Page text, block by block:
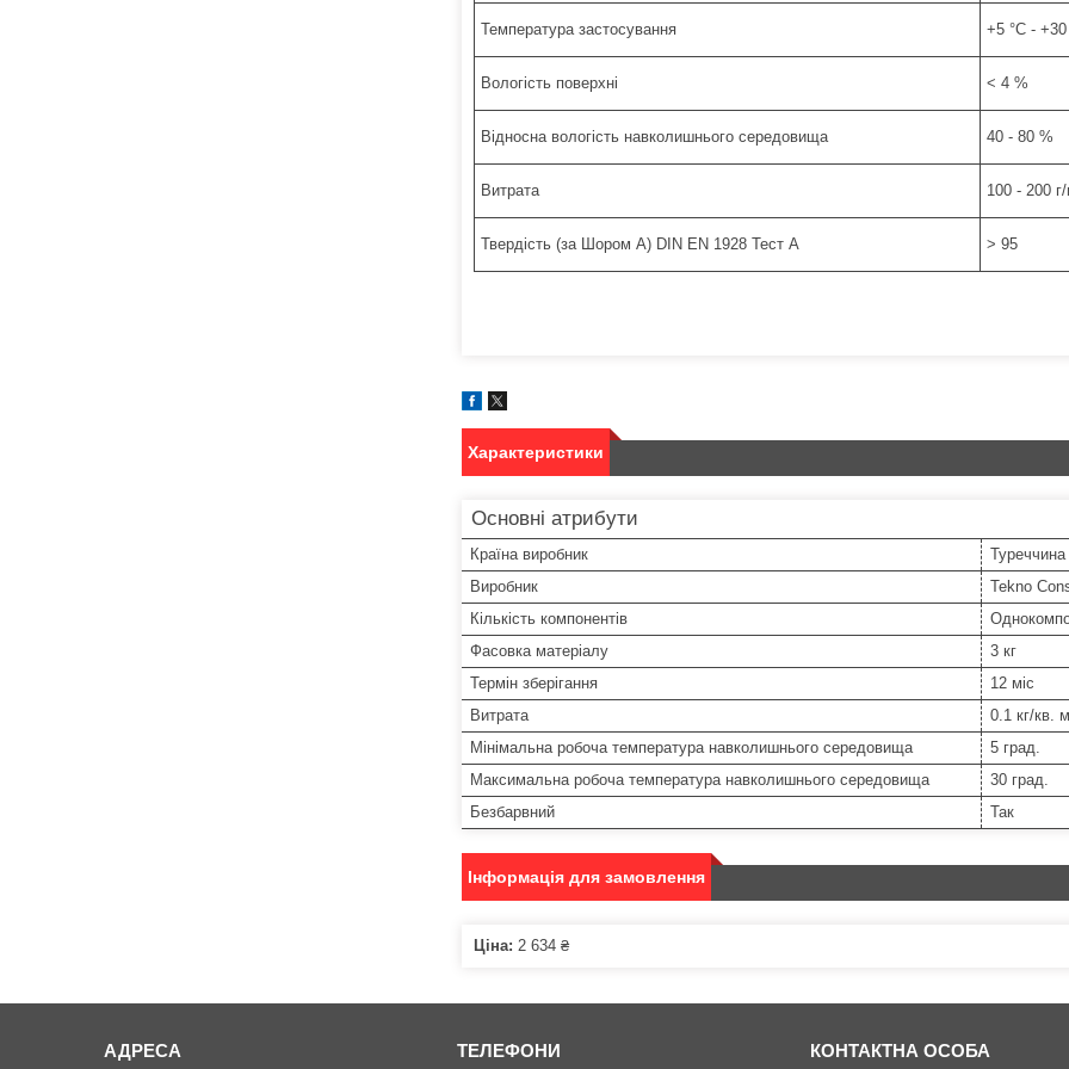
Температура застосування +5 °C - +30
Вологість поверхні < 4 %
Відносна вологість навколишнього середовища 40 - 80 %
Витрата 100 - 200 г/
Твердість (за Шором А) DIN EN 1928 Тест А > 95
Характеристики
Основні атрибути
Країна виробник
Туреччина
Виробник
Tekno
Кількість компонентів
Фасовка матеріалу
3 кг
Термін зберігання
12 міс
Витрата
0.1 кг/кв. м
Мінімальна робоча температура навколишнього середовища
5 град.
Максимальна робоча температура навколишнього середовища
30 град.
Безбарвний
Так
Інформація для замовлення
Ціна: 2 634 ₴